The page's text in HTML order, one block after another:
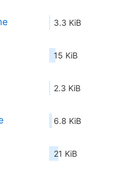
3.3 KiB
15 KiB
2.3 KiB
6.8 KiB
21 KiB